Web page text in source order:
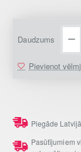
Daudzums
Pievienot
Piegāde
Pasūtījumiem